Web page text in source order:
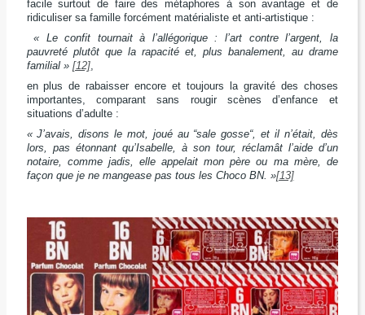
facile surtout de faire des métaphores à son avantage et de
ridiculiser sa famille forcément matérialiste et anti-artistique :
« Le confit tournait à l’allégorique : l’art contre l’argent, la
pauvreté plutôt que la rapacité et, plus banalement, au drame
familial » [12],
en plus de rabaisser encore et toujours la gravité des choses
importantes, comparant sans rougir scènes d’enfance et
situations d’adulte :
« J’avais, disons le mot, joué au “sale gosse“, et il n’était, dès
lors, pas étonnant qu’Isabelle, à son tour, réclamât l’aide d’un
notaire, comme jadis, elle appelait mon père ou ma mère, de
façon que je ne mangease pas tous les Choco BN. »[13]